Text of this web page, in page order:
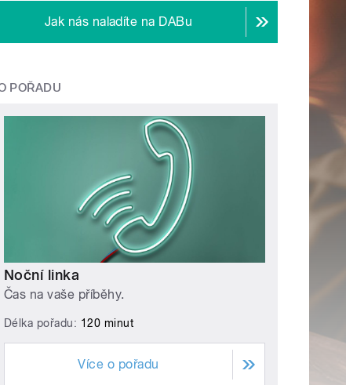
Jak nás naladíte na DABu
POŘADU
Noční linka
Čas na vaše příběhy.
Délka pořadu: 120 minut
Více o pořadu